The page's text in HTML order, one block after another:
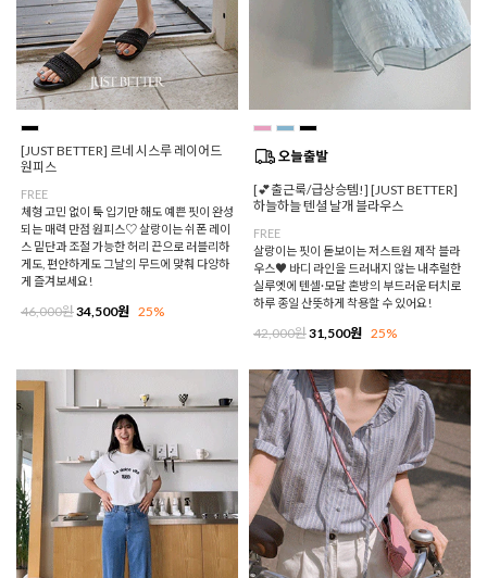
[JUST BETTER] 르네 시스루 레이어드
원피스
FREE
체형 고민 없이 툭 입기만 해도 예쁜 핏이 완성
되는 매력 만점 원피스♡ 살랑이는 쉬폰 레이
스 밑단과 조절 가능한 허리 끈으로 러블리하
게도, 편안하게도 그날의 무드에 맞춰 다양하
게 즐겨보세요!
46,000원34,500원 25%
[💕출근룩/급상승템!] [JUST BETTER]
하늘하늘 텐셜 날개 블라우스
FREE
살랑이는 핏이 돋보이는 저스트원 제작 블라
우스♥ 바디 라인을 드러내지 않는 내추럴한
실루엣에 텐셀·모달 혼방의 부드러운 터치로
하루 종일 산뜻하게 착용할 수 있어요!
42,000원31,500원 25%